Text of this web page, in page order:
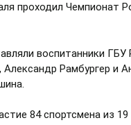
проходил Чемпионат
воспитанники
Александр Рамбургер и
84 спортсмена из